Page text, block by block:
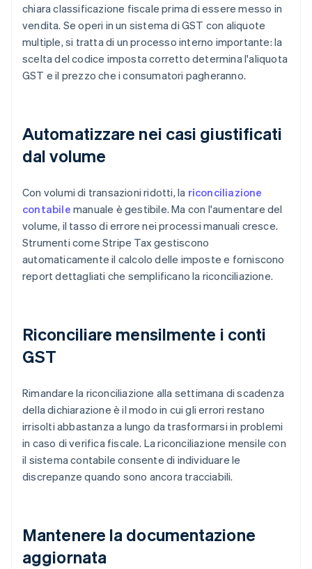
chiara classificazione fiscale prima di essere messo in
vendita. Se operi in un sistema di GST con aliquote
multiple, si tratta di un processo interno importante: la
scelta del codice imposta corretto determina l'aliquota
GST e il prezzo che i consumatori pagheranno.
Automatizzare nei casi giustificati
dal volume
Con volumi di transazioni ridotti, la riconciliazione
contabile manuale è gestibile. Ma con l'aumentare del
volume, il tasso di errore nei processi manuali cresce.
Strumenti come Stripe Tax gestiscono
automaticamente il calcolo delle imposte e forniscono
report dettagliati che semplificano la riconciliazione.
Riconciliare mensilmente i conti
GST
Rimandare la riconciliazione alla settimana di scadenza
della dichiarazione è il modo in cui gli errori restano
irrisolti abbastanza a lungo da trasformarsi in problemi
in caso di verifica fiscale. La riconciliazione mensile con
il sistema contabile consente di individuare le
discrepanze quando sono ancora tracciabili.
Mantenere la documentazione
aggiornata